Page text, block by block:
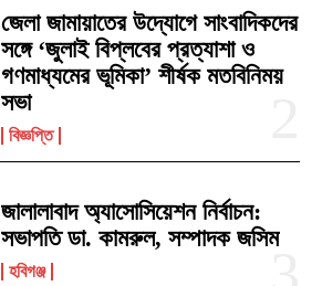
জেলা জামায়াতের উদ্যোগে সাংবাদিকদের
সঙ্গে ‘জুলাই বিপ্লবের প্রত্যাশা ও
গণমাধ্যমের ভূমিকা’ শীর্ষক মতবিনিময়
সভা
বিজ্ঞপ্তি
জালালাবাদ অ্যাসোসিয়েশন নির্বাচন:
সভাপতি ডা. কামরুল, সম্পাদক জসিম
হবিগঞ্জ